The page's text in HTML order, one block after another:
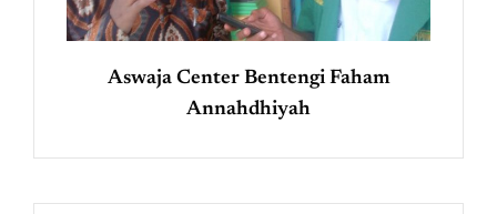
Aswaja Center Bentengi Faham
Annahdhiyah